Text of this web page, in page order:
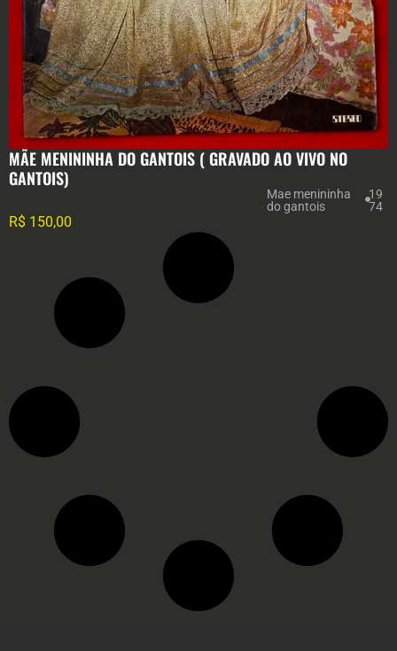
MÃE MENININHA DO GANTOIS ( GRAVADO AO VIVO NO
GANTOIS)
Mae menininha
do gantois
19
74
R$ 150,00